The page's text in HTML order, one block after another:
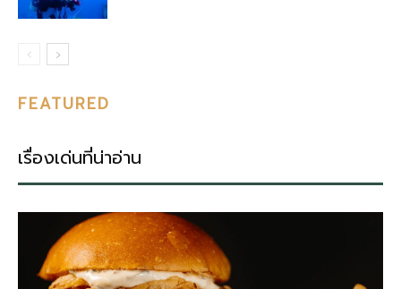
FEATURED
เรื่องเด่นที่น่าอ่าน